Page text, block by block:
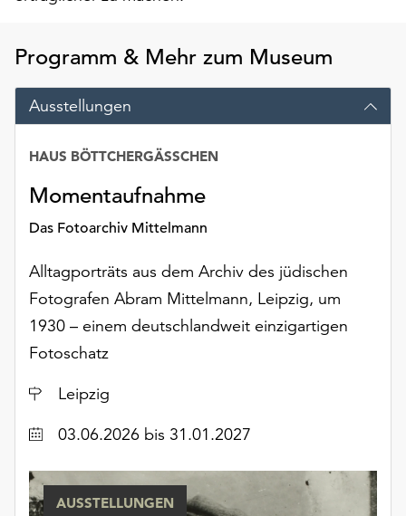
Cookies
anpassen,
erreichen
Sie
Einstellungen
über
die
Schaltfläche
Weitere
Informationen
finden
Sie
unserer
Datenschutzerklärung
oder
Impressum
Programm & Mehr zum Museum
Ausstellungen
Momentaufnahme
Das Fotoarchiv Mittelmann
HAUS BÖTTCHERGÄSSCHEN
Alltagporträts aus dem Archiv des jüdischen
Fotografen Abram Mittelmann, Leipzig, um
1930 – einem deutschlandweit einzigartigen
Fotoschatz
Ort
Leipzig
Datum03.06.2026 bis 31.01.2027
AUSSTELLUNGEN